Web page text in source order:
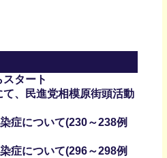
タート
、民進党相模原街頭活動
症について(230～238例
症について(296～298例